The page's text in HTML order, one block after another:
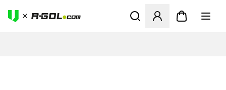
Ανοίγει ένα Modal για να